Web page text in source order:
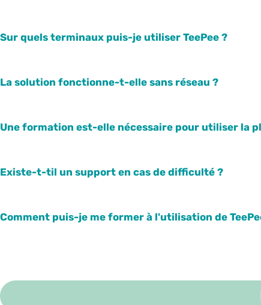
Sur quels terminaux puis-je utiliser TeePee ?
La solution fonctionne-t-elle sans réseau ?
Une formation est-elle nécessaire pour utiliser la
Existe-t-til un support en cas de difficulté ?
Comment puis-je me former à l'utilisation de